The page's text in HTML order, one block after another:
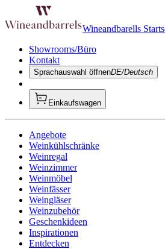
Wineandbarells
Showrooms/Büro
Kontakt
Sprachauswahl öffnenDE/Deutsch
Einkaufswagen
Angebote
Weinkühlschränke
Weinregal
Weinzimmer
Weinmöbel
Weinfässer
Weingläser
Weinzubehör
Geschenkideen
Inspirationen
Entdecken